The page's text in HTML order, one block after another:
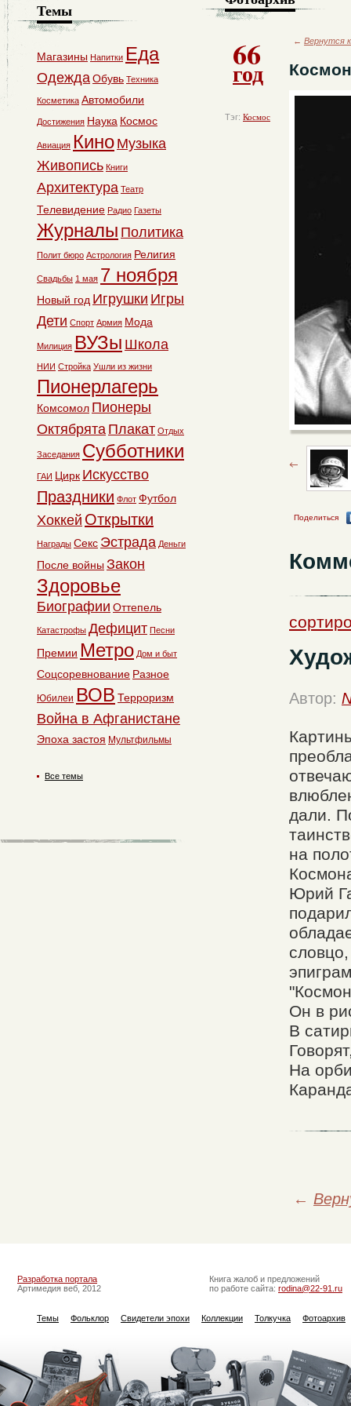
66
год
Тэг: Космос
← Вернутся
Поделиться
Автор:
дали.
на
Юрий
Он в
В
На
←
Темы
Магазины Напитки Еда
ОдеждаОбувь Техника
Косметика Автомобили
Достижения Наука Космос
Авиация Кино Музыка
Живопись Книги
Архитектура Театр
Телевидение Радио Газеты
Журналы Политика
Полит бюро Астрология Религия
Свадьбы 1 мая 7 ноября
Новый год Игрушки Игры
Дети Спорт Армия Мода
Милиция ВУЗы Школа
НИИ Стройка Ушли из жизни
Пионерлагерь
Комсомол Пионеры
Октябрята Плакат Отдых
Заседания Субботники
ГАИ Цирк Искусство
Праздники Флот Футбол
Хоккей Открытки
Награды Секс Эстрада Деньги
После войны Закон
Здоровье
Биографии Оттепель
Катастрофы Дефицит Песни
Премии Метро Дом и быт
Соцсоревнование Разное
Юбилеи ВОВ Терроризм
Война в Афганистане
Эпоха застоя Мультфильмы
Все темы
Разработка портала
Артимедия веб, 2012
Книга жалоб и предложений
по работе сайта: rodina@22-91.ru
Темы Фольклор Свидетели эпохи Коллекции Толкучка Фотоархив